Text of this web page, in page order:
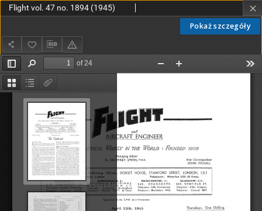
Pokaż szczegóły
Flight vol. 47 no. 1894 (1945)